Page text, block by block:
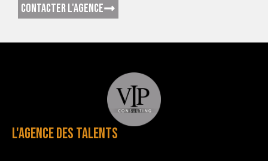
CONTACTER L'AGENCE
L'AGENCE DES TALENTS